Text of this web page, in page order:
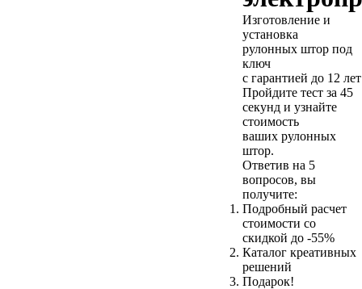
Изготовление и
установка
рулонных штор под
ключ
с гарантией до 12 лет
Пройдите тест за 45
секунд и узнайте
стоимость
ваших рулонных
штор.
Ответив на 5
вопросов, вы
получите:
Подробный расчет
стоимости со
скидкой до -55%
Каталог креативных
решений
Подарок!